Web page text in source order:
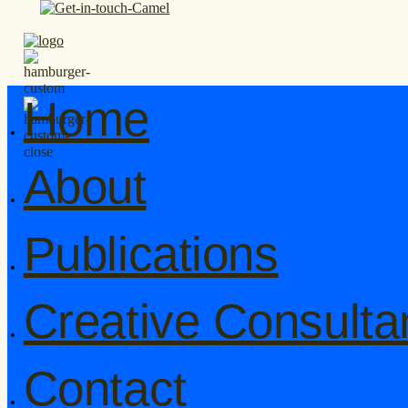
Home
About
Publications
Creative
Contact